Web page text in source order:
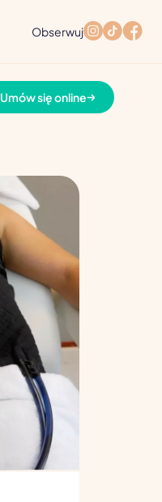
Obserwuj
Umów się online